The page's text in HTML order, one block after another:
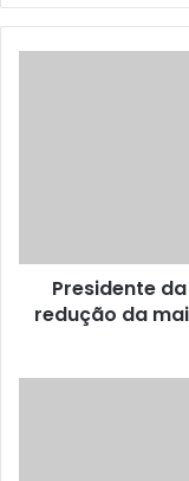
Presidente
redução da